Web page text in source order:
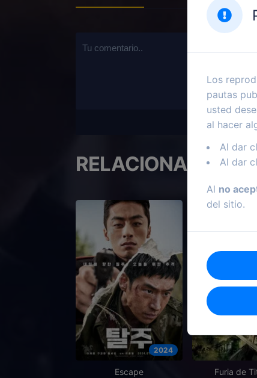
RELACIONADOS
2024
Escape Furia de
Los
pautas
usted
al hacer
Al dar
Al dar
Al no
del sitio.